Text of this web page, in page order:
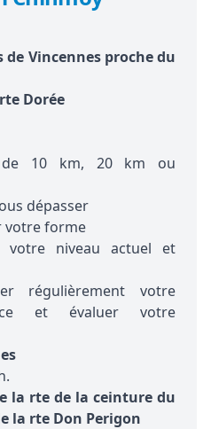
de Vincennes proche du
Dorée
de 10 km, 20 km ou
dépasser
votre forme
votre niveau actuel et
régulièrement votre
et évaluer votre
la rte de la ceinture du
la rte Don Perigon